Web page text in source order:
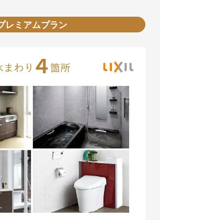
レミアムプラン